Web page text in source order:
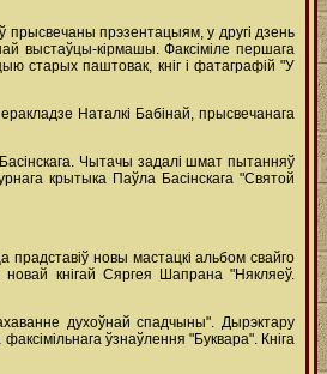
прысвечаны прэзентацыям, у другі дзень
выстаўцы-кірмашы. Факсіміле першага
старых паштовак, кніг і фатаграфій "У
Наталкі Бабінай, прысвечанага
Чытачы задалі шмат пытанняў
крытыка Паўла Басінскага "Святой
прадставіў новы мастацкі альбом свайго
кнігай Сяргея Шапрана "Някляеў.
духоўнай спадчыны". Дырэктару
ўзнаўлення "Буквара". Кніга